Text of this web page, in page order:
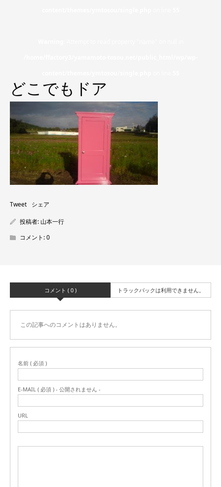
どこでもドア
Tweet シェア
投稿者: 山本一行
コメント:0
コメント ( 0 ) トラックバックは利用できません。
この記事へのコメントはありません。
名前 ( 必須 )
E-MAIL ( 必須 ) - 公開されません -
URL